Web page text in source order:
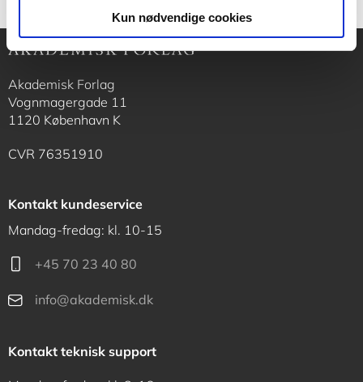
Kun nødvendige cookies
Akademisk Forlag
Vognmagergade 11
1120 København K
CVR 76351910
Kontakt kundeservice
Mandag-fredag: kl. 10-15
+45 70 23 40 80
info@akademisk.dk
Kontakt teknisk support